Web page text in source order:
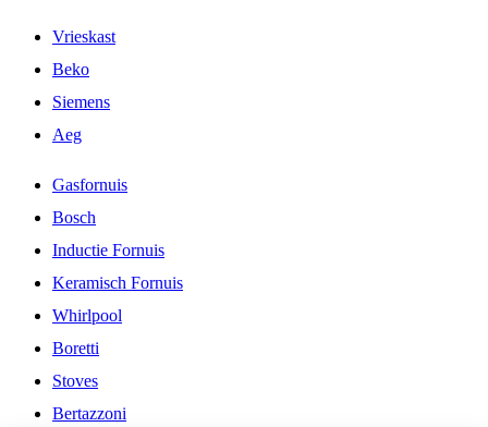
Vrieskast
Beko
Siemens
Aeg
Gasfornuis
Bosch
Inductie Fornuis
Keramisch Fornuis
Whirlpool
Boretti
Stoves
Bertazzoni